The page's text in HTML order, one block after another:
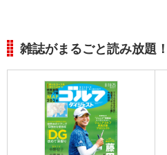
雑誌がまるごと読み放題！